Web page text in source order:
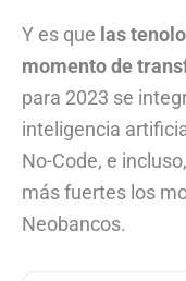
Y es que las
momento de
para 2023 se
inteligencia
No-Code, e
más fuertes los
Neobancos.